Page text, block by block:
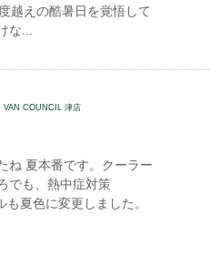
越えの酷暑日を覚悟して
な...
VAN COUNCIL 津店
ね 夏本番です。クーラー
でも、熱中症対策
夏色に変更しました。